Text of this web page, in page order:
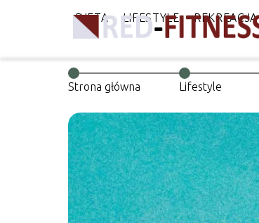
DIETA LIFESTYLE REKREACJA
Strona główna Lifestyle